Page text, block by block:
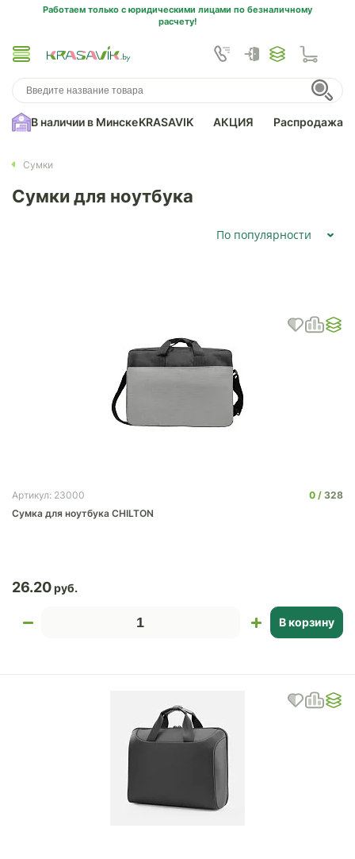
Работаем только с юридическими лицами по безналичному
расчету!
В наличии в МинскеKRASAVIK АКЦИЯ Распродажа
Сумки
Сумки для ноутбука
По популярности
Артикул: 23000 0
328
Сумка для ноутбука CHILTON
26.20
В корзину